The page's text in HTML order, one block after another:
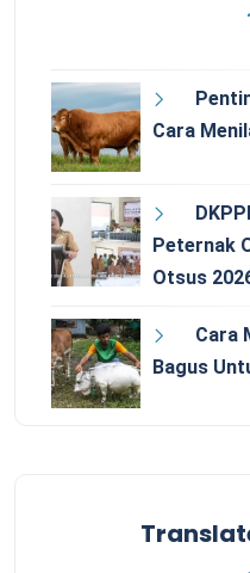
Cara
Peternak
Otsus
Cara
Bagus